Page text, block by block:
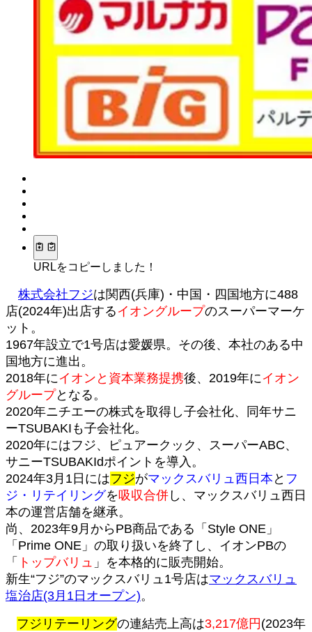
URLをコピーしました！
株式会社フジは関西(兵庫)・中国・四国地方に488
店(2024年)出店する イオングループのスーパーマーケ
ット。
1967年設立で1号店は愛媛県。その後、本社のある中
国地方に進出。
2018年にイオンと資本業務提携後、2019年にイオン
グループとなる。
2020年ニチエーの株式を取得し子会社化、同年サニ
ーTSUBAKIも子会社化。
2020年にはフジ、ピュアークック、スーパーABC、
サニーTSUBAKIdポイントを導入。
2024年3月1日にはフジがマックスバリュ西日本 と フ
ジ・リテイリングを吸収合併 し、マックスバリュ西日
本の運営店舗を継承。
尚、2023年9月からPB商品である「Style ONE」
「Prime ONE」の取り扱いを終了し、イオンPBの
「
トップバリュ 」を本格的に販売開始。
新生“フジ”のマックスバリュ1号店はマックスバリュ
塩治店(3月1日オープン)。
フジリテーリングの連結売上高は3,217億円 (2023年